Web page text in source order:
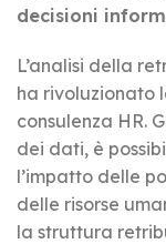
decisioni
L’analisi della
ha rivoluzionato
consulenza HR.
dei dati, è
l’impatto delle
delle risorse
la struttura